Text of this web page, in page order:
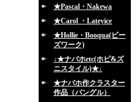
★Pascal・Nakewa
★Carol ・Lateyice
★Hollie・Booqua(ビー
ズワーク)
↓★ナバホetc(ホピ&ズ
ニスタイル)★↓
★ナバホ作クラスター
作品（バングル）